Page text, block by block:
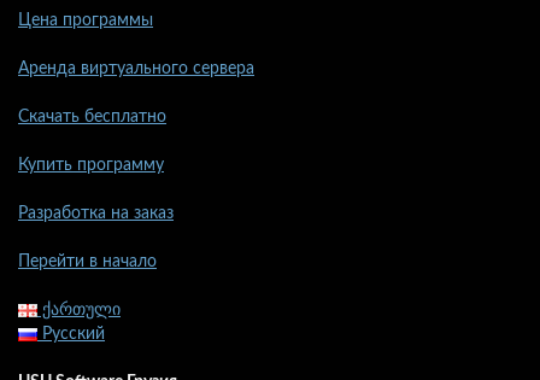
Цена программы
Аренда виртуального сервера
Скачать бесплатно
Купить программу
Разработка на заказ
Перейти в начало
ქართული
Русский